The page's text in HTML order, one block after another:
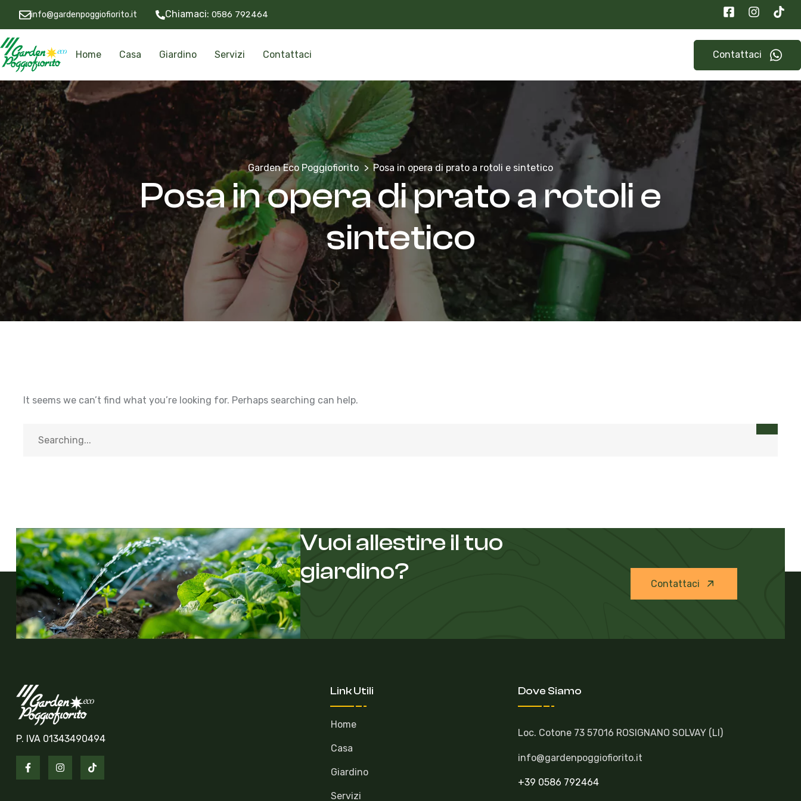
info@gardenpoggiofiorito.it Chiamaci: 0586 792464
Home Casa Giardino Servizi Contattaci Contattaci
Garden Eco Poggiofiorito Posa in opera di prato a rotoli e sintetico
Posa in opera di prato a rotoli e
sintetico
It seems we can’t find what you’re looking for. Perhaps searching can help.
Vuoi allestire il tuo
giardino?
Contattaci
P. IVA 01343490494
Link Utili
Home
Casa
Giardino
Servizi
Dove Siamo
Loc. Cotone 73 57016 ROSIGNANO SOLVAY (LI)
info@gardenpoggiofiorito.it
+39 0586 792464